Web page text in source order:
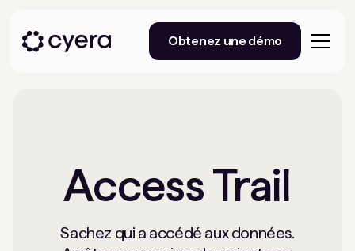
Obtenez une démo
Access Trail
Sachez qui a accédé aux données.